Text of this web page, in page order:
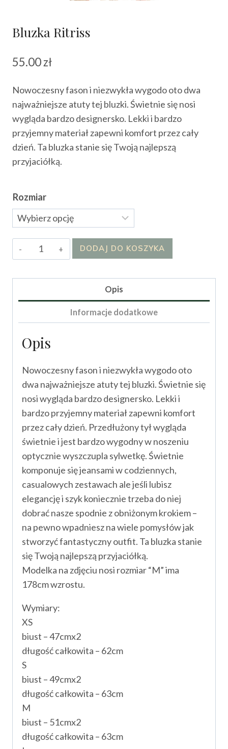
Bluzka Ritriss
55.00zł
Nowoczesny fason i niezwykła wygodo oto dwa
najważniejsze atuty tej bluzki. Świetnie się nosi
wygląda bardzo designersko. Lekki i bardzo
przyjemny materiał zapewni komfort przez cały
dzień. Ta bluzka stanie się Twoją najlepszą
przyjaciółką.
Rozmiar
ilość
Bluzka
DODAJ DO KOSZYKA
Opis
Informacje dodatkowe
Opis
Nowoczesny fason i niezwykła wygodo oto
dwa najważniejsze atuty tej bluzki. Świetnie się
nosi wygląda bardzo designersko. Lekki i
bardzo przyjemny materiał zapewni komfort
przez cały dzień. Przedłużony tył wygląda
świetnie i jest bardzo wygodny w noszeniu
optycznie wyszczupla sylwetkę. Świetnie
komponuje się jeansami w codziennych,
casualowych zestawach ale jeśli lubisz
elegancję i szyk koniecznie trzeba do niej
dobrać nasze spodnie z obniżonym krokiem –
na pewno wpadniesz na wiele pomysłów jak
stworzyć fantastyczny outfit. Ta bluzka stanie
się Twoją najlepszą przyjaciółką.
Modelka na zdjęciu nosi rozmiar “M” ima
178cm wzrostu.
Wymiary:
XS
biust – 47cmx2
długość całkowita – 62cm
S
biust – 49cmx2
długość całkowita – 63cm
M
biust – 51cmx2
długość całkowita – 63cm